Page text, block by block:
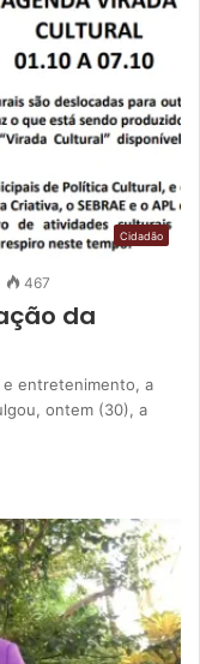
Cidadão
467
da
e entretenimento, a
ontem (30), a